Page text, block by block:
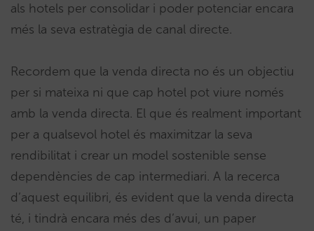
als hotels per consolidar i poder potenciar encara
més la seva estratègia de canal directe.
Recordem que la venda directa no és un objectiu
per si mateixa ni que cap hotel pot viure només
amb la venda directa. El que és realment important
per a qualsevol hotel és maximitzar la seva
rendibilitat i crear un model sostenible sense
dependències de cap intermediari. A la recerca
d’aquest equilibri, és evident que la venda directa
té, i tindrà encara més des d’avui, un paper